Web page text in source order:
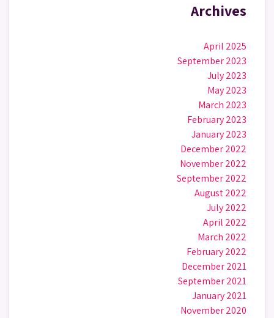
Archives
April 2025
September 2023
July 2023
May 2023
March 2023
February 2023
January 2023
December 2022
November 2022
September 2022
August 2022
July 2022
April 2022
March 2022
February 2022
December 2021
September 2021
January 2021
November 2020